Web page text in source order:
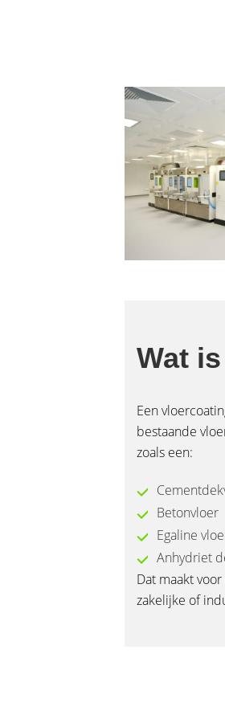
Wat
Een
bestaande
zoals een:
Betonvloer
Egaline
Anhydriet
Dat maakt
zakelijke of